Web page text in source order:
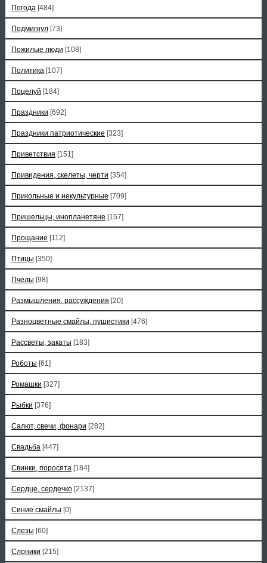
Погода [484]
Подмигнул [73]
Пожилые люди [108]
Политика [107]
Поцелуй [184]
Праздники [692]
Праздники патриотические [323]
Приветствия [151]
Привидения, скелеты, черти [354]
Прикольные и некультурные [709]
Пришельцы, инопланетяне [157]
Прощание [112]
Птицы [350]
Пчелы [98]
Размышления, рассуждения [20]
Разноцветные смайлы, пушистики [476]
Рассветы, закаты [183]
Роботы [61]
Ромашки [327]
Рыбки [376]
Салют, свечи, фонари [282]
Свадьба [447]
Свинки, поросята [184]
Сердце, сердечко [2137]
Синие смайлы [0]
Слезы [60]
Слоники [215]